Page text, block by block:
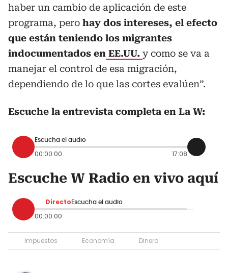
haber un cambio de aplicación de este
programa, pero hay dos intereses, el efecto
que están teniendo los migrantes
indocumentados en EE.UU. y como se va a
manejar el control de esa migración,
dependiendo de lo que las cortes evalúen”.
Escuche la entrevista completa en La W:
Escucha el audio
00:00:00 17:08
Escuche W Radio en vivo aquí
Directo Escucha el audio
00:00:00
Impuestos Economía Dinero